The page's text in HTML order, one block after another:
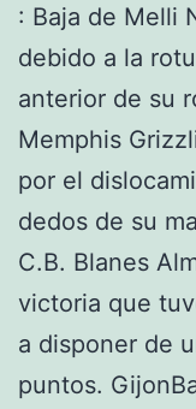
: Baja de Melli
debido a la
anterior de su
Memphis
por el
dedos de su
C.B. Blanes
victoria que
a disponer de
puntos.